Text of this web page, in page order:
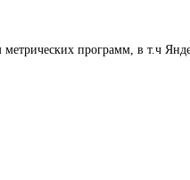
программ, в т.ч